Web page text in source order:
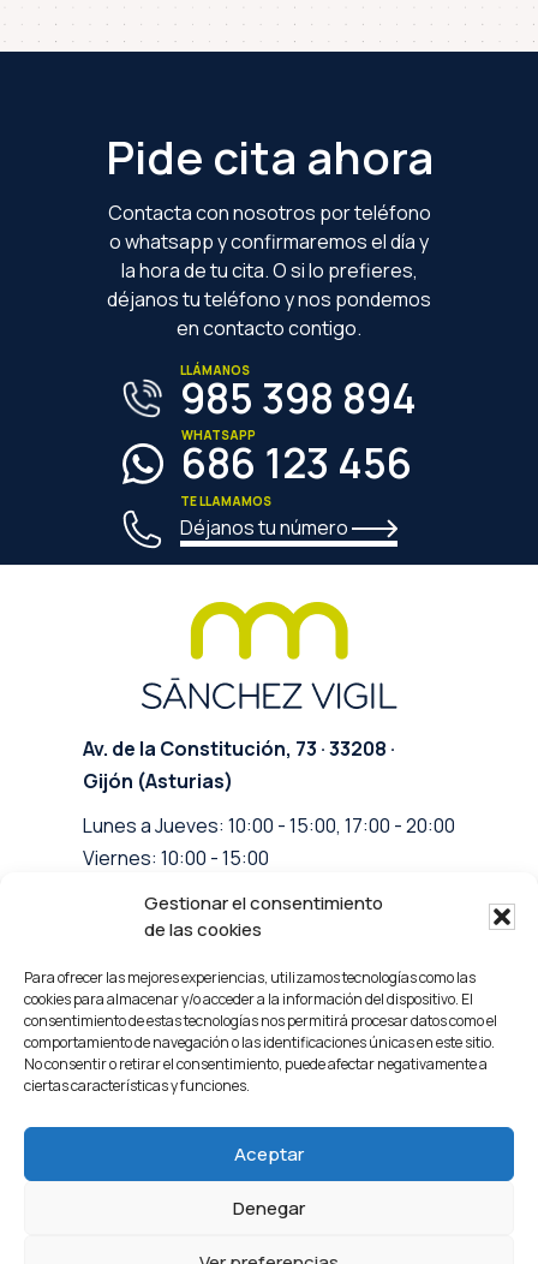
Gestionar el consentimiento
de las cookies
Para ofrecer las mejores experiencias, utilizamos tecnologías como las
cookies para almacenar y/o acceder a la información del dispositivo. El
consentimiento de estas tecnologías nos permitirá procesar datos como el
comportamiento de navegación o las identificaciones únicas en este sitio.
No consentir o retirar el consentimiento, puede afectar negativamente a
ciertas características y funciones.
Aceptar
Denegar
FooterPide cita ahora
Contacta con nosotros por teléfono
o whatsapp y confirmaremos el día y
la hora de tu cita. O si lo prefieres,
déjanos tu teléfono y nos pondemos
en contacto contigo.
LLÁMANOS
985 398 894
WHATSAPP
686 123 456
TE LLAMAMOS
Déjanos tu número
Av. de la Constitución, 73 · 33208 ·
Gijón (Asturias)
Lunes a Jueves: 10:00 - 15:00, 17:00 - 20:00
Viernes: 10:00 - 15:00
info@clinicasanchezvigil.com
Facebook
Instagram
© 2023 Clínica Sánchez Vigil
Aviso Legal